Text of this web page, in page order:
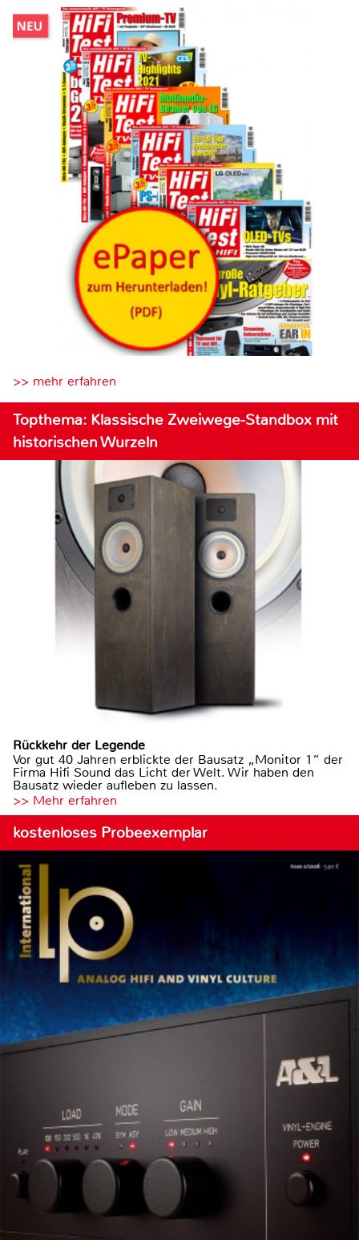
>> mehr erfahren
Topthema: Klassische Zweiwege-Standbox mit
historischen Wurzeln
Rückkehr der Legende
Vor gut 40 Jahren erblickte der Bausatz „Monitor 1“ der
Firma Hifi Sound das Licht der Welt. Wir haben den
Bausatz wieder aufleben zu lassen.
>> Mehr erfahren
kostenloses Probeexemplar